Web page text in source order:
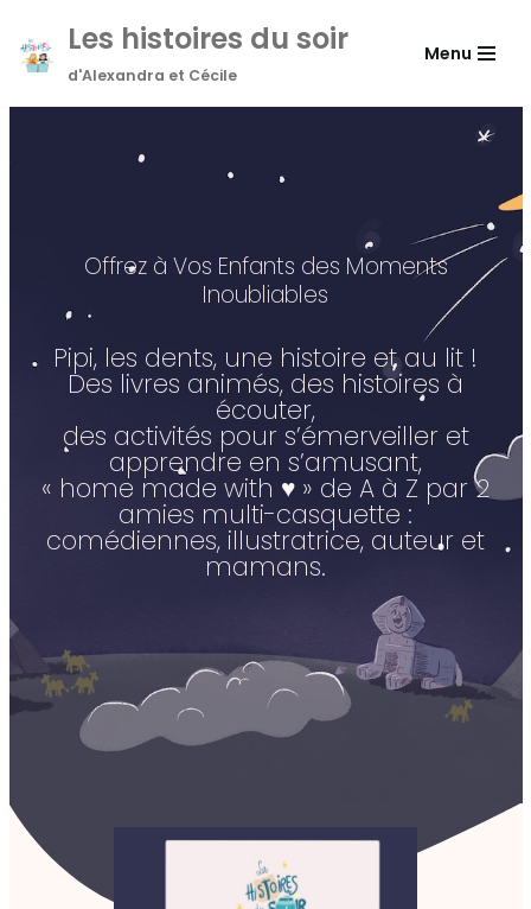
Aller
Les histoires du soir
d'Alexandra et Cécile
Menu
Offrez à Vos Enfants des Moments
Inoubliables
Pipi, les dents, une histoire et au lit !
Des livres animés, des histoires à
écouter,
des activités pour s’émerveiller et
apprendre en s’amusant,
« home made with ♥ » de A à Z par 2
amies multi-casquette :
comédiennes, illustratrice, auteur et
mamans.